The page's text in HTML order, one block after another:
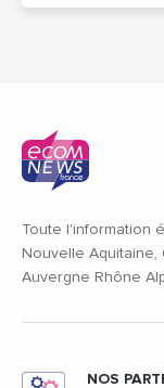
Toute l'information
Nouvelle Aquitaine,
Auvergne Rhône
NOS